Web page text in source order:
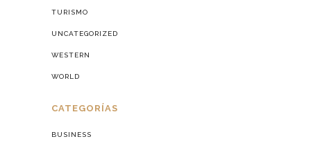
TURISMO
UNCATEGORIZED
WESTERN
WORLD
CATEGORÍAS
BUSINESS